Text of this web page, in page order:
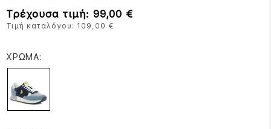
Τρέχουσα τιμή: 99,00 €
Τιμή καταλόγου: 109,00 €
ΧΡΩΜΑ: